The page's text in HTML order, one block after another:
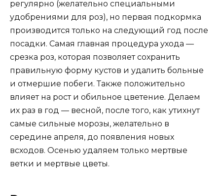
регулярно (желательно специальными
удобрениями для роз), но первая подкормка
производится только на следующий год после
посадки. Самая главная процедура ухода —
срезка роз, которая позволяет сохранить
правильную форму кустов и удалить больные
и отмершие побеги. Также положительно
влияет на рост и обильное цветение. Делаем
их раз в год — весной, после того, как утихнут
самые сильные морозы, желательно в
середине апреля, до появления новых
всходов. Осенью удаляем только мертвые
ветки и мертвые цветы.